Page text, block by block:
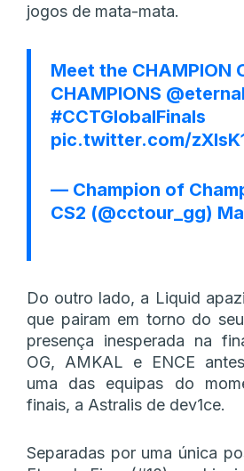
jogos de mata-mata.
Meet the CHAMPION
CHAMPIONS
#CCTGlobalFinals
pic.twitter.com/
— Champion of
CS2 (@cctour_gg)
Do outro lado, a Liquid
que pairam em torno do
presença inesperada na
OG, AMKAL e ENCE
uma das equipas do
finais, a Astralis de dev1ce.
Separadas por uma única